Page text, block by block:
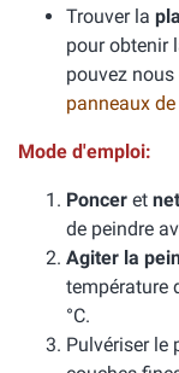
Trouver la
pour obtenir
pouvez
panneaux
Mode d'emploi:
Poncer et
de peindre
Agiter la
température
°C.
Pulvériser le